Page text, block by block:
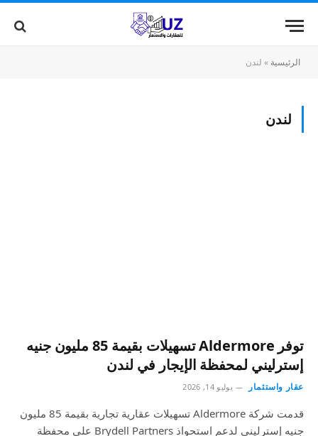
الرئيسية » لندن
لندن
توفر Aldermore تسهيلات بقيمة 85 مليون جنيه
إسترليني لمحفظة الإيجار في لندن
عقار واستثمار يوليو 14, 2026
قدمت شركة Aldermore تسهيلات عقارية تجارية بقيمة 85 مليون
جنيه إسترليني لدعم استحواذ Brydell Partners على محفظة